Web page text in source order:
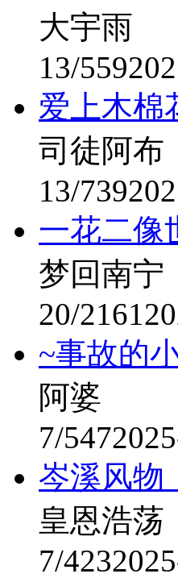
大宇雨
13/559
爱上木棉
司徒阿布
13/739
一花二像
梦回南宁
20/2161
~事故的
阿婆
7/547
岑溪风物
皇恩浩荡
7/423